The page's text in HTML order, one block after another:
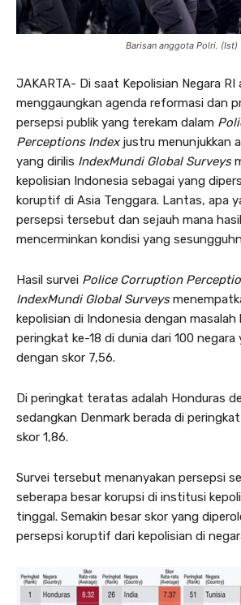
Barisan anggota Polri. (Ist)
JAKARTA- Di saat Kepolisian Negara
menggaungkan agenda reformasi dan
persepsi publik yang terekam dalam
Perceptions Indexjustru menunjukkan
yang dirilis IndexMundi Global Surveys
kepolisian Indonesia sebagai yang
koruptif di Asia Tenggara. Lantas, apa
persepsi tersebut dan sejauh mana
mencerminkan kondisi yang
Hasil survei Police Corruption
IndexMundi Global Surveys
kepolisian di Indonesia dengan masalah
peringkat ke-18 di dunia dari 100 negara
dengan skor 7,56.
Di peringkat teratas adalah Honduras
sedangkan Denmark berada di
skor 1,86.
Survei tersebut menanyakan persepsi
seberapa besar korupsi di institusi
tinggal. Semakin besar skor yang
persepsi koruptif dari kepolisian di